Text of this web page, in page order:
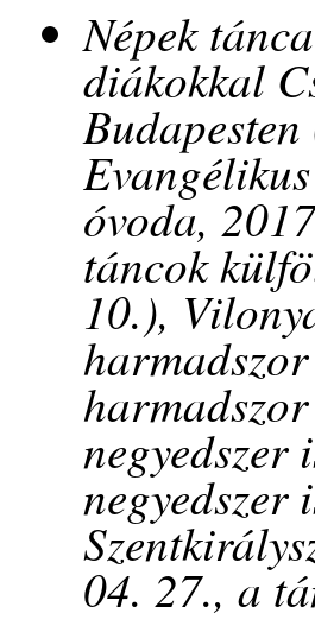
Népek
diákokkal
óvoda,
táncok
10.),
04. 27., a